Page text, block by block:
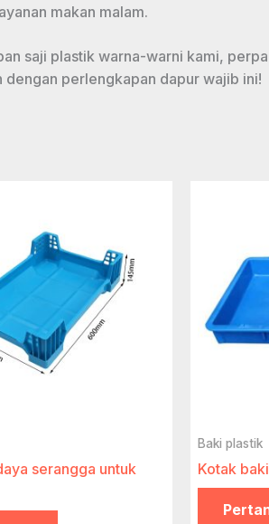
makan malam.
saji plastik warna-warni kami,
perlengkapan dapur wajib ini!
serangga untuk
Baki plastik
Kotak